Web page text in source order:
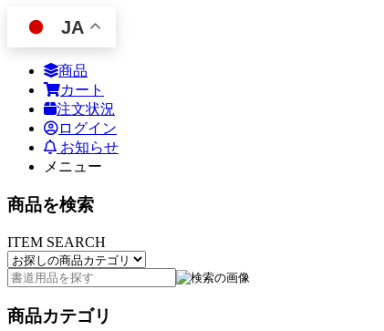
JA
商品
カート
注文状況
ログイン
お知らせ
メニュー
商品を検索
ITEM SEARCH
商品カテゴリ